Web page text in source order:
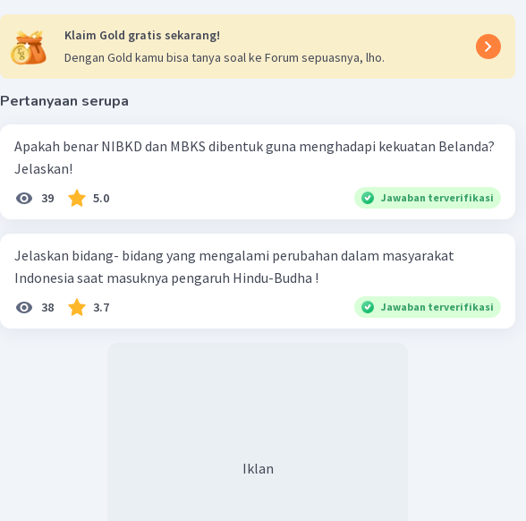
Klaim Gold gratis sekarang!
Dengan Gold kamu bisa tanya soal ke Forum sepuasnya, lho.
Pertanyaan serupa
Apakah benar NIBKD dan MBKS dibentuk guna menghadapi kekuatan Belanda?
Jelaskan!
39 5.0 Jawaban terverifikasi
Jelaskan bidang- bidang yang mengalami perubahan dalam masyarakat
Indonesia saat masuknya pengaruh Hindu-Budha !
38 3.7 Jawaban terverifikasi
Iklan